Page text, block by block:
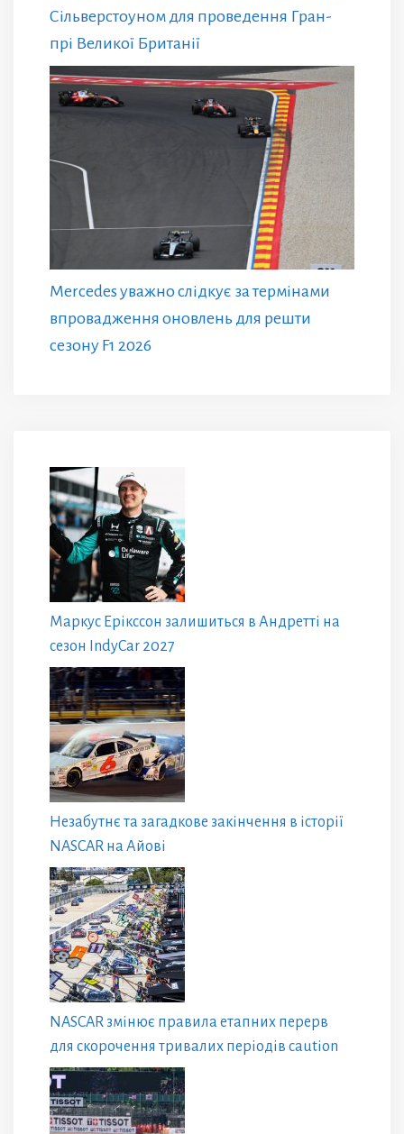
Сільверстоуном для проведення Гран-
прі Великої Британії
Mercedes уважно слідкує за термінами
впровадження оновлень для решти
сезону F1 2026
Маркус Ерікссон залишиться в Андретті на
сезон IndyCar 2027
Незабутнє та загадкове закінчення в історії
NASCAR на Айові
NASCAR змінює правила етапних перерв
для скорочення тривалих періодів caution